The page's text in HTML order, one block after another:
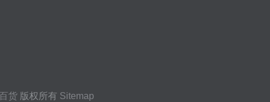
货 版权所有 Sitemap